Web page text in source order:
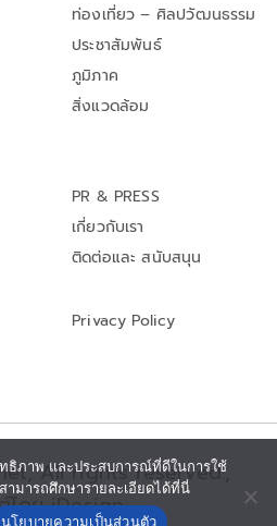
ท่องเที่ยว – ศิลปวัฒนธรรม
ประชาสัมพันธ์
ภูมิภาค
สิ่งแวดล้อม
PR & PRESS
เกี่ยวกับเรา
ติดต่อและ สนับสนุน
Privacy Policy
All rights reserved.,
ต์โดย iDesign
ธิภาพ และประสบการณ์ที่ดีในการใช้
มารถศึกษารายละเอียดได้ที่นี่
นโยบายความเป็นส่วนตัว